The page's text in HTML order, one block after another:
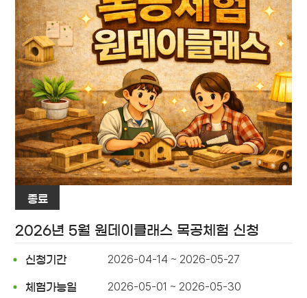
종료
2026년 5월 원데이클래스 목공체험 신청
신청기간 2026-04-14 ~ 2026-05-27
체험가능일 2026-05-01 ~ 2026-05-30